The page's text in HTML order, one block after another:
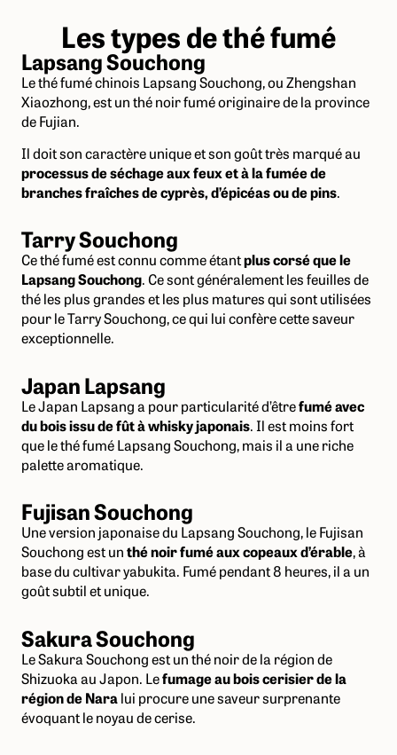
Les types de thé fumé
Lapsang Souchong
Le thé fumé chinois Lapsang Souchong, ou Zhengshan
Xiaozhong, est un thé noir fumé originaire de la province
de Fujian.
Il doit son caractère unique et son goût très marqué au
processus de séchage aux feux et à la fumée de
branches fraîches de cyprès, d’épicéas ou de pins.
Tarry Souchong
Ce thé fumé est connu comme étantplus corsé que le
Lapsang Souchong. Ce sont généralement les feuilles de
thé les plus grandes et les plus matures qui sont utilisées
pour le Tarry Souchong, ce qui lui confère cette saveur
exceptionnelle.
Japan Lapsang
Le Japan Lapsang a pour particularité d’êtrefumé avec
du bois issu de fût à whisky japonais. Il est moins fort
que le thé fumé Lapsang Souchong, mais il a une riche
palette aromatique.
Fujisan Souchong
Une version japonaise du Lapsang Souchong, le Fujisan
Souchong est unthé noir fumé aux copeaux d’érable, à
base du cultivar yabukita. Fumé pendant 8 heures, il a un
goût subtil et unique.
Sakura Souchong
Le Sakura Souchong est un thé noir de la région de
Shizuoka au Japon. Lefumage au bois cerisier de la
région de Naralui procure une saveur surprenante
évoquant le noyau de cerise.